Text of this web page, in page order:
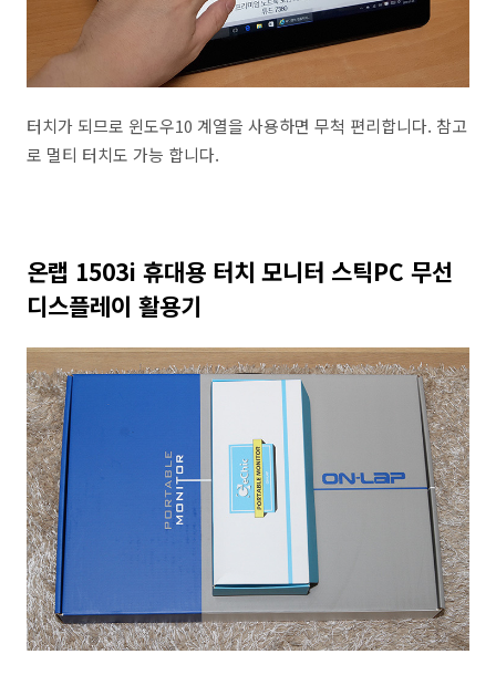
터치가 되므로 윈도우10 계열을 사용하면 무척 편리합니다. 참고
로 멀티 터치도 가능 합니다.
온랩 1503i 휴대용 터치 모니터 스틱PC 무선
디스플레이 활용기